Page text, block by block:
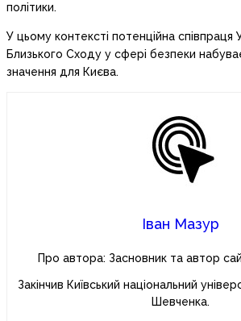
політики.
У цьому контексті потенційна співпраця
Близького Сходу у сфері безпеки
значення для Києва.
Іван Мазур
Про автора: Засновник та автор
Закінчив Київський національний
Шевченка.